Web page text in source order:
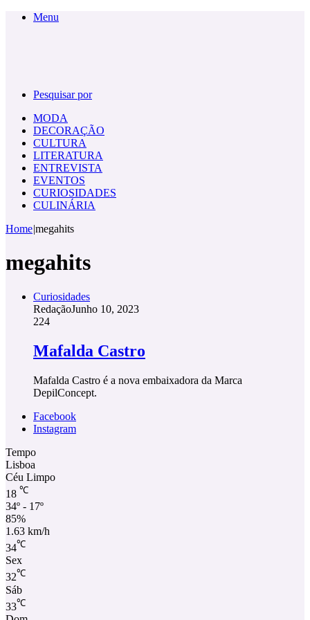
Menu
Pesquisar por
MODA
DECORAÇÃO
CULTURA
LITERATURA
ENTREVISTA
EVENTOS
CURIOSIDADES
CULINÁRIA
Home|megahits
megahits
Curiosidades
RedaçãoJunho 10, 2023
224
Mafalda Castro
Mafalda Castro é a nova embaixadora da Marca
DepilConcept.
Facebook
Instagram
Tempo
Lisboa
Céu Limpo
18 ℃
34º - 17º
85%
1.63 km/h
34℃
Sex
32℃
Sáb
33℃